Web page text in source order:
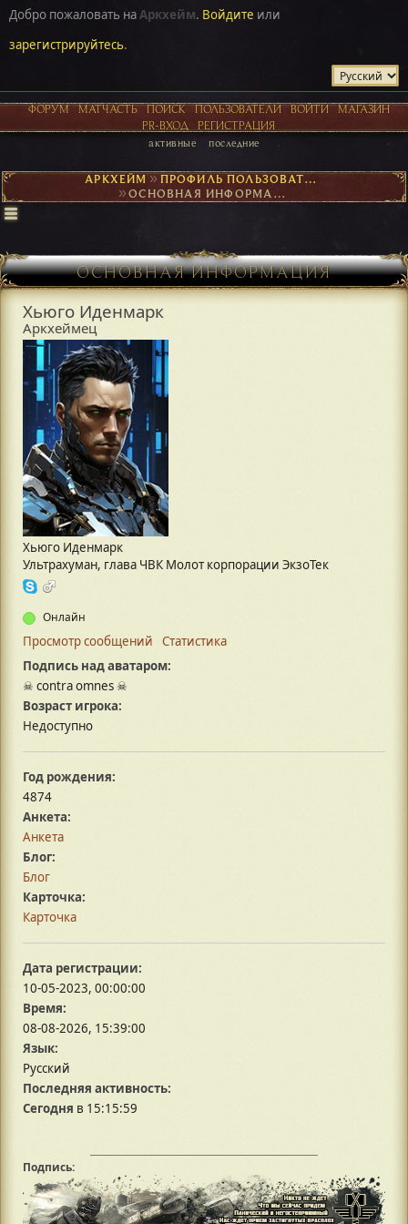
Добро пожаловать наАркхейм. Войдите или
зарегистрируйтесь.
ФОРУМ МАТЧАСТЬ ПОИСК ПОЛЬЗОВАТЕЛИ ВОЙТИ
МАГАЗИН
PR-ВХОД
РЕГИСТРАЦИЯ
активные последние
АРКХЕЙМ► ПРОФИЛЬ ПОЛЬЗОВАТЕЛЯ ХЬЮГО ИДЕНМАРК
► ОСНОВНАЯ ИНФОРМАЦИЯ
ОСНОВНАЯ ИНФОРМАЦИЯ
Хьюго Иденмарк
Аркхеймец
Хьюго Иденмарк
Ультрахуман, глава ЧВК Молот корпорации ЭкзоТек
Онлайн
Просмотр сообщений
Статистика
Подпись над аватаром:
☠ contra omnes ☠
Возраст игрока:
Недоступно
Год рождения:
4874
Анкета:
Анкета
Блог:
Блог
Карточка:
Карточка
Дата регистрации:
10-05-2023, 00:00:00
Время:
08-08-2026, 15:39:00
Язык:
Русский
Последняя активность:
Сегодня в 15:15:59
Подпись: